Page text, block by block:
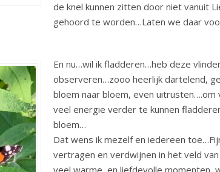
de knel kunnen zitten door niet vanuit
gehoord te worden…Laten we daar
En nu…wil ik fladderen…heb deze
observeren…zooo heerlijk dartelend,
bloem naar bloem, even
veel energie verder te kunnen
bloem…
Dat wens ik mezelf en iedereen
vertragen en verdwijnen in het veld